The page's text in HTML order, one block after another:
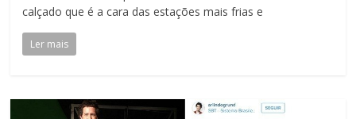
calçado que é a cara das estações mais frias e
Ler mais